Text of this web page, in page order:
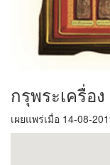
กรุพระเครื่อ
เผยแพร่เมื่อ 14-08-